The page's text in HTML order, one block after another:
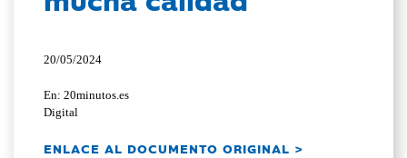
20/05/2024
En: 20minutos.es
Digital
ENLACE AL DOCUMENTO ORIGINAL >